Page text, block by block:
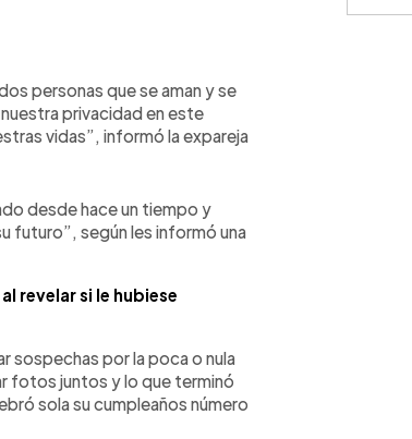
personas que se aman y se
privacidad en este
vidas”, informó la expareja
desde hace un tiempo y
futuro”, según les informó una
revelar si le hubiese
sospechas por la poca o nula
fotos juntos y lo que terminó
sola su cumpleaños número